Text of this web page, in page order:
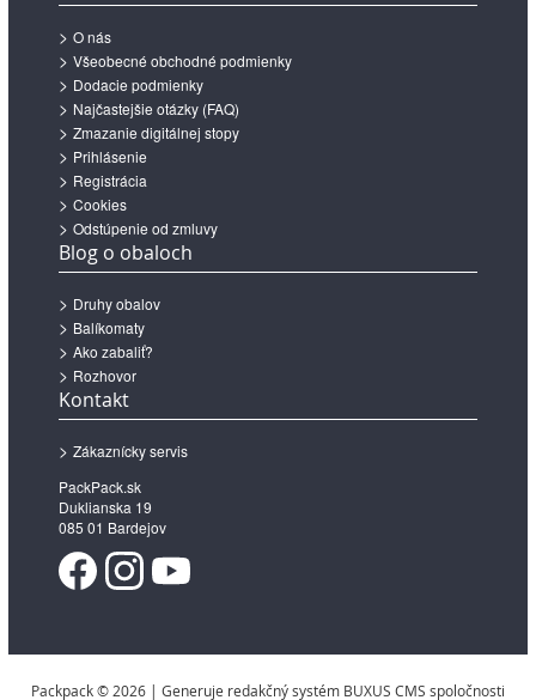
O nás
Všeobecné obchodné podmienky
Dodacie podmienky
Najčastejšie otázky (FAQ)
Zmazanie digitálnej stopy
Prihlásenie
Registrácia
Cookies
Odstúpenie od zmluvy
Blog o obaloch
Druhy obalov
Balíkomaty
Ako zabaliť?
Rozhovor
Kontakt
Zákaznícky servis
PackPack.sk
Duklianska 19
085 01 Bardejov
Packpack © 2026 | Generuje redakčný systém BUXUS CMS spoločnosti